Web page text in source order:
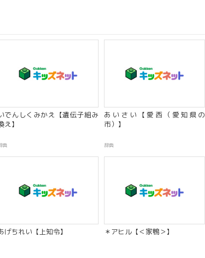
でんしくみかえ【遺伝子組み
え】
典
あいさい【愛西（愛知県の
市）】
辞典
げちれい【上知令】 ＊アヒル【＜家鴨＞】